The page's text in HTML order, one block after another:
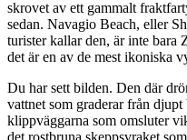
skrovet av ett gammalt
sedan. Navagio Beach, eller
turister kallar den, är inte
det är en av de mest ikoniska
Du har sett bilden. Den där
vattnet som graderar från
klippväggarna som omsluter
det rostbruna skeppsvraket